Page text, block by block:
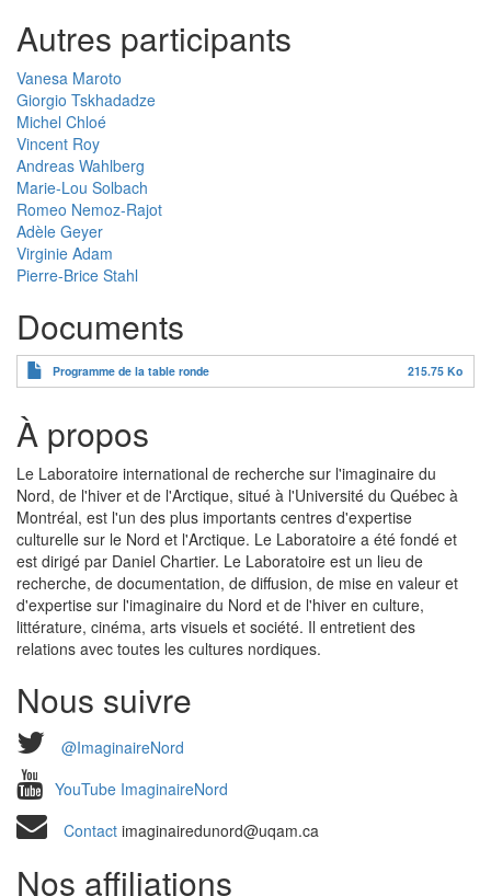
Autres participants
Vanesa Maroto
Giorgio Tskhadadze
Michel Chloé
Vincent Roy
Andreas Wahlberg
Marie-Lou Solbach
Romeo Nemoz-Rajot
Adèle Geyer
Virginie Adam
Pierre-Brice Stahl
Documents
Programme de la table ronde 215.75 Ko
À propos
Le Laboratoire international de recherche sur l'imaginaire du
Nord, de l'hiver et de l'Arctique, situé à l'Université du Québec à
Montréal, est l'un des plus importants centres d'expertise
culturelle sur le Nord et l'Arctique. Le Laboratoire a été fondé et
est dirigé par Daniel Chartier. Le Laboratoire est un lieu de
recherche, de documentation, de diffusion, de mise en valeur et
d'expertise sur l'imaginaire du Nord et de l'hiver en culture,
littérature, cinéma, arts visuels et société. Il entretient des
relations avec toutes les cultures nordiques.
Nous suivre
@ImaginaireNord
YouTube ImaginaireNord
Contact imaginairedunord@uqam.ca
Nos affiliations